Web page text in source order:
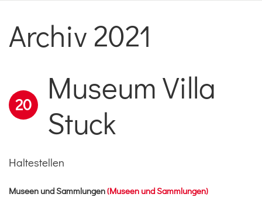
Archiv 2021
20
Museum Villa
Stuck
Haltestellen
Museen und Sammlungen(Museen und Sammlungen)